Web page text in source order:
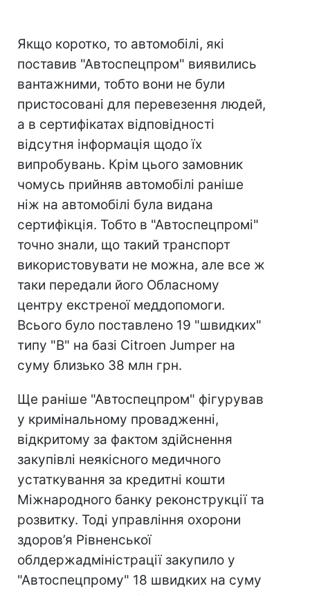
Якщо коротко, то автомобілі, які
поставив "Автоспецпром" виявились
вантажними, тобто вони не були
пристосовані для перевезення людей,
а в сертифікатах відповідності
відсутня інформація щодо їх
випробувань. Крім цього замовник
чомусь прийняв автомобілі раніше
ніж на автомобілі була видана
сертифікція. Тобто в "Автоспецпромі"
точно знали, що такий транспорт
використовувати не можна, але все ж
таки передали його Обласному
центру екстреної меддопомоги.
Всього було поставлено 19 "швидких"
типу "В" на базі Citroen Jumper на
суму близько 38 млн грн.
Ще раніше "Автоспецпром" фігурував
у кримінальному провадженні,
відкритому за фактом здійснення
закупівлі неякісного медичного
устаткування за кредитні кошти
Міжнародного банку реконструкції та
розвитку. Тоді управління охорони
здоров’я Рівненської
облдержадміністрації закупило у
"Автоспецпрому" 18 швидких на суму